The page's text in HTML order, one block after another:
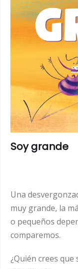
Soy grande
Una
muy grande, la
o pequeños
comparemos.
¿Quién crees